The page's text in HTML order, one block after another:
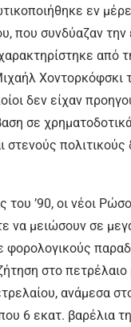
εν
που συνδύαζαν
Χοντορκόφσκι
δεν είχαν
σε
στενούς
’90, οι νέοι
να μειώσουν σε
φορολογικούς
στο
ανάμεσα
6 εκατ. βαρέλια